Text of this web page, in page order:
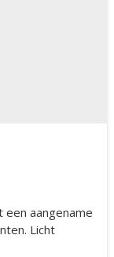
een aangename
Licht